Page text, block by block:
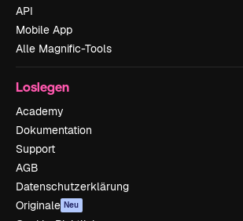
API
Mobile App
Alle Magnific-Tools
Loslegen
Academy
Dokumentation
Support
AGB
Datenschutzerklärung
Originale Neu